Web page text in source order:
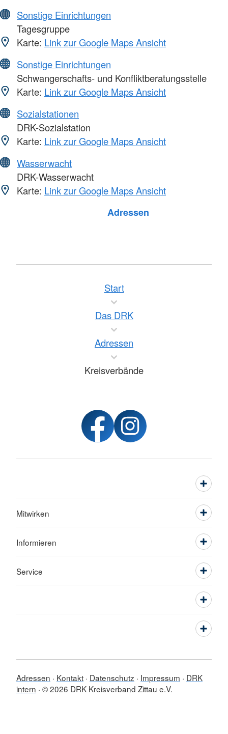
Sonstige Einrichtungen
Tagesgruppe
Karte: Link zur Google Maps Ansicht
Sonstige Einrichtungen
Schwangerschafts- und Konfliktberatungsstelle
Karte: Link zur Google Maps Ansicht
Sozialstationen
DRK-Sozialstation
Karte: Link zur Google Maps Ansicht
Wasserwacht
DRK-Wasserwacht
Karte: Link zur Google Maps Ansicht
Adressen
Start
Das DRK
Adressen
Kreisverbände
Mitwirken
Informieren
Service
Adressen Kontakt Datenschutz Impressum
DRK
intern © 2026 DRK Kreisverband Zittau e.V.